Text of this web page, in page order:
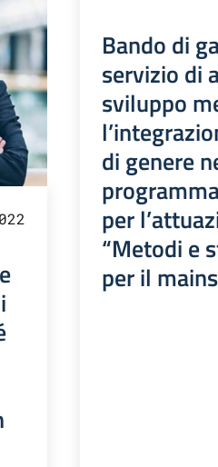
Bando di
servizio di
sviluppo
di genere
per
“Metodi e
per il